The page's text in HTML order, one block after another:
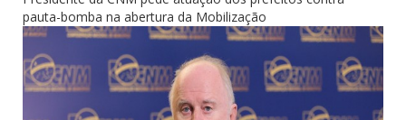
pauta-bomba na abertura da Mobilização